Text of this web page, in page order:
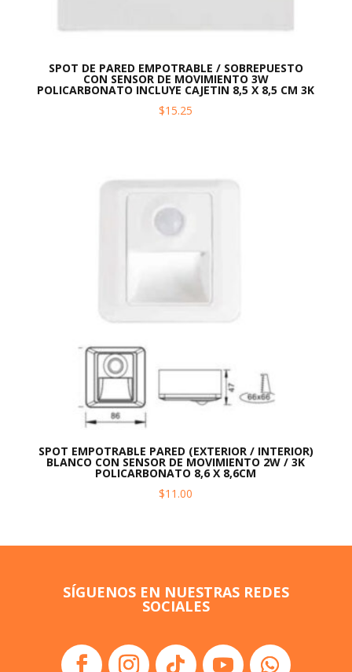
SPOT DE PARED EMPOTRABLE / SOBREPUESTO
CON SENSOR DE MOVIMIENTO 3W
POLICARBONATO INCLUYE CAJETIN 8,5 X 8,5 CM 3K
$15.25
SPOT EMPOTRABLE PARED (EXTERIOR / INTERIOR)
BLANCO CON SENSOR DE MOVIMIENTO 2W / 3K
POLICARBONATO 8,6 X 8,6CM
$11.00
SÍGUENOS EN NUESTRAS REDES
SOCIALES